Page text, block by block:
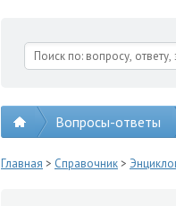
Вопросы-ответы
Главная > Справочник>